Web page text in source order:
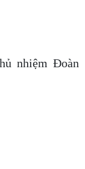
nhiệm Đoàn